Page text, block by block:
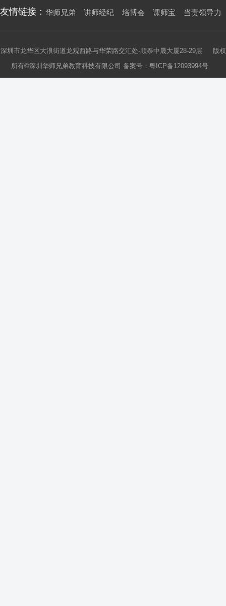
友情链接： 华师兄弟 讲师经纪 培博会 课师宝 当责领导力
深圳市龙华区大浪街道龙观西路与华荣路交汇处-顺泰中晟大厦28-29层 版权
所有©深圳华师兄弟教育科技有限公司 备案号： 粤ICP备12093994号